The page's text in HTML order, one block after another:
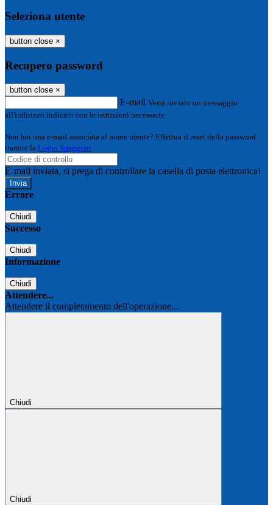
Seleziona utente
button close ×
Recupero password
button close ×
E-mail Verrà inviato un messaggio
all'indirizzo indicato con le istruzioni necessarie.
Non hai una e-mail associata al nome utente? Effettua il reset della password
tramite la Login Spaggiari
E-mail inviata, si prega di controllare la casella di posta elettronica!
Errore
Chiudi
Successo
Chiudi
Informazione
Chiudi
Attendere...
Attendere il completamento dell'operazione...
Chiudi
Chiudi